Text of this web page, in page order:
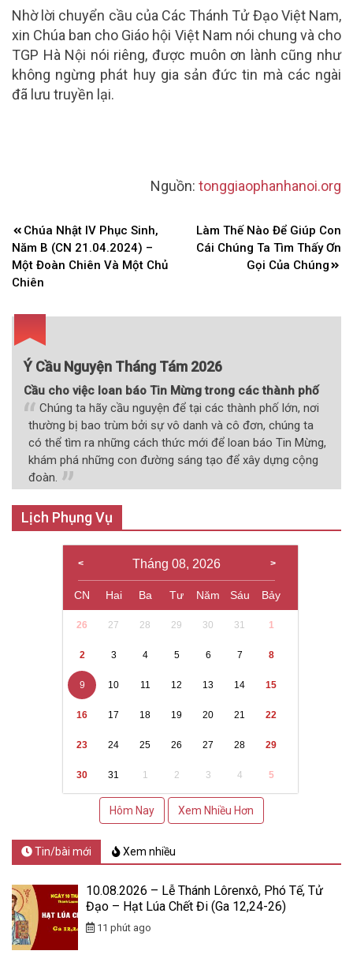
Nhờ lời chuyển cầu của Các Thánh Tử Đạo Việt Nam,
xin Chúa ban cho Giáo hội Việt Nam nói chung và cho
TGP Hà Nội nói riêng, được muôn ơn lành cũng như
không ngừng phát huy gia sản đức tin mà các ngài
đã lưu truyền lại.
Nguồn: tonggiaophanhanoi.org
Điều
hướng
bài
viết
Chúa Nhật IV Phục Sinh,
Năm B (CN 21.04.2024) –
Một Đoàn Chiên Và Một Chủ
Chiên
Làm Thế Nào Để Giúp Con
Cái Chúng Ta Tìm Thấy Ơn
Gọi Của Chúng
Ý Cầu Nguyện Tháng Tám 2026
Cầu cho việc loan báo Tin Mừng trong các thành phố
Chúng ta hãy cầu nguyện để tại các thành phố lớn, nơi
thường bị bao trùm bởi sự vô danh và cô đơn, chúng ta
có thể tìm ra những cách thức mới để loan báo Tin Mừng,
khám phá những con đường sáng tạo để xây dựng cộng
đoàn.
Lịch Phụng Vụ
Tháng 08, 2026
CN Hai Ba Tư Năm Sáu Bảy
26 27 28 29 30 31 1
2 3 4 5 6 7 8
9 10 11 12 13 14 15
16 17 18 19 20 21 22
23 24 25 26 27 28 29
30 31 1 2 3 4 5
Hôm Nay Xem Nhiều Hơn
Tin/bài mới Xem nhiều
10.08.2026 – Lễ Thánh Lôrenxô, Phó Tế, Tử
Đạo – Hạt Lúa Chết Đi (Ga 12,24-26)
11 phút ago